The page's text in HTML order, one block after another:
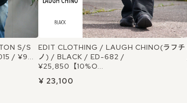
S/S
/ ¥9...
EDIT CLOTHING / LAUGH CHINO(ラフチ
ノ) / BLACK / ED-682 /
¥25,850【10%O...
¥ 23,100